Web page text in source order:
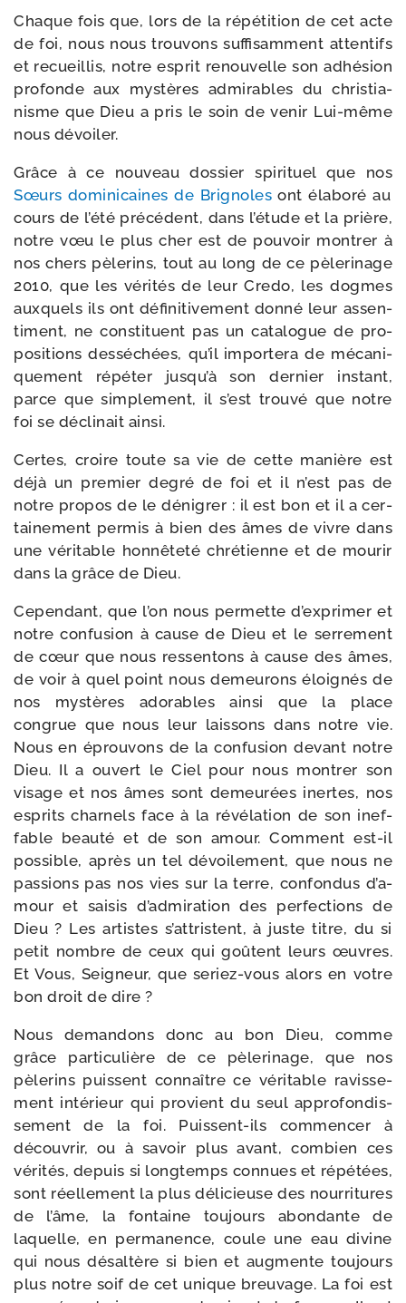
Chaque fois que, lors de la répé­ti­tion de cet acte
de foi, nous nous trou­vons suf­fi­sam­ment atten­tifs
et recueillis, notre esprit renou­velle son adhé­sion
pro­fonde aux mys­tères admi­rables du chris­tia­
nisme que Dieu a pris le soin de venir Lui-​même
nous dévoiler.
Grâce à ce nou­veau dos­sier spi­ri­tuel que nos
Sœurs domi­ni­caines de Brignoles ont éla­bo­ré au
cours de l’é­té pré­cé­dent, dans l’é­tude et la prière,
notre vœu le plus cher est de pou­voir mon­trer à
nos chers pèle­rins, tout au long de ce pèle­ri­nage
2010, que les véri­tés de leur Credo, les dogmes
aux­quels ils ont défi­ni­ti­ve­ment don­né leur assen­
ti­ment, ne consti­tuent pas un cata­logue de pro­
po­si­tions des­sé­chées, qu’il impor­te­ra de méca­ni­
que­ment répé­ter jus­qu’à son der­nier ins­tant,
parce que sim­ple­ment, il s’est trou­vé que notre
foi se décli­nait ainsi.
Certes, croire toute sa vie de cette manière est
déjà un pre­mier degré de foi et il n’est pas de
notre pro­pos de le déni­grer : il est bon et il a cer­
tai­ne­ment per­mis à bien des âmes de vivre dans
une véri­table hon­nê­te­té chré­tienne et de mou­rir
dans la grâce de Dieu.
Cependant, que l’on nous per­mette d’ex­pri­mer et
notre confu­sion à cause de Dieu et le ser­re­ment
de cœur que nous res­sen­tons à cause des âmes,
de voir à quel point nous demeu­rons éloi­gnés de
nos mys­tères ado­rables ain­si que la place
congrue que nous leur lais­sons dans notre vie.
Nous en éprou­vons de la confu­sion devant notre
Dieu. Il a ouvert le Ciel pour nous mon­trer son
visage et nos âmes sont demeu­rées inertes, nos
esprits char­nels face à la révé­la­tion de son inef­
fable beau­té et de son amour. Comment est-​il
pos­sible, après un tel dévoi­le­ment, que nous ne
pas­sions pas nos vies sur la terre, confon­dus d’a­
mour et sai­sis d’ad­mi­ra­tion des per­fec­tions de
Dieu ? Les artistes s’at­tristent, à juste titre, du si
petit nombre de ceux qui goûtent leurs œuvres.
Et Vous, Seigneur, que seriez-​vous alors en votre
bon droit de dire ?
Nous deman­dons donc au bon Dieu, comme
grâce par­ti­cu­lière de ce pèle­ri­nage, que nos
pèle­rins puissent connaître ce véri­table ravis­se­
ment inté­rieur qui pro­vient du seul appro­fon­dis­
se­ment de la foi. Puissent-​ils com­men­cer à
décou­vrir, ou à savoir plus avant, com­bien ces
véri­tés, depuis si long­temps connues et répé­tées,
sont réel­le­ment la plus déli­cieuse des nour­ri­tures
de l’âme, la fon­taine tou­jours abon­dante de
laquelle, en per­ma­nence, coule une eau divine
qui nous désal­tère si bien et aug­mente tou­jours
plus notre soif de cet unique breu­vage. La foi est